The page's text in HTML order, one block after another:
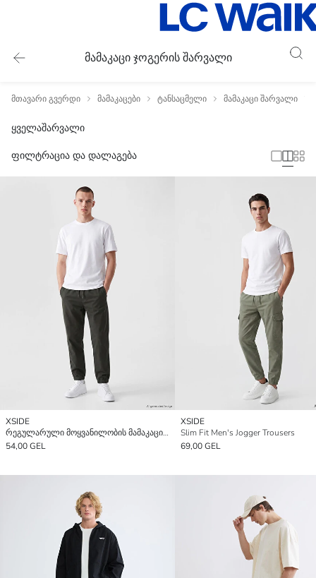
მამაკაცი ჯოგერის შარვალი
მთავარი გვერდი მამაკაცები ტანსაცმელი მამაკაცი შარვალი
ყველაშარვალი
ფილტრაცია და დალაგება
XSIDE
რეგულარული მოყვანილობის მამაკაცის ჯოგერის შარვალი
54,00 GEL
XSIDE
Slim Fit Men's Jogger Trousers
69,00 GEL